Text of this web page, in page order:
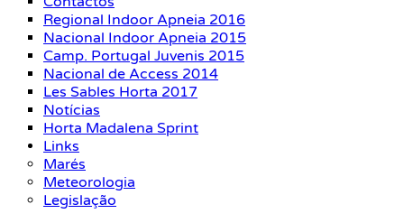
Regional Indoor Apneia 2016
Nacional Indoor Apneia 2015
Camp. Portugal Juvenis 2015
Nacional de Access 2014
Les Sables Horta 2017
Notícias
Horta Madalena Sprint
Links
Marés
Meteorologia
Legislação